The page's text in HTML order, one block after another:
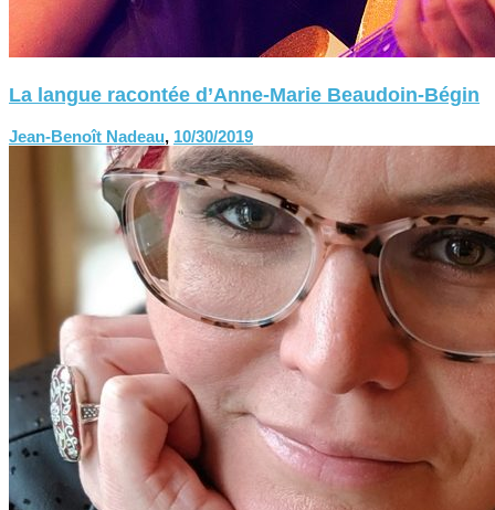
La langue racontée d’Anne-Marie Beaudoin-Bégin
Jean-Benoît Nadeau, 10/30/2019